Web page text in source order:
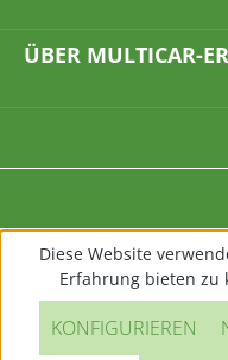
ÜBER MULTICAR-
Diese Website
Erfahrung bieten zu
KONFIGURIEREN